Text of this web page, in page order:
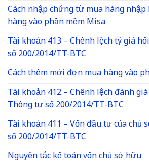
Cách nhập chứng từ mua hàng
hàng vào phần mềm Misa
Tài khoản 413 – Chênh lệch tỷ giá
số 200/2014/TT-BTC
Cách thêm mới đơn mua hàng vào
Tài khoản 412 – Chênh lệch đánh
Thông tư số 200/2014/TT-BTC
Tài khoản 411 – Vốn đầu tư của
số 200/2014/TT-BTC
Nguyên tắc kế toán vốn chủ sở hữu